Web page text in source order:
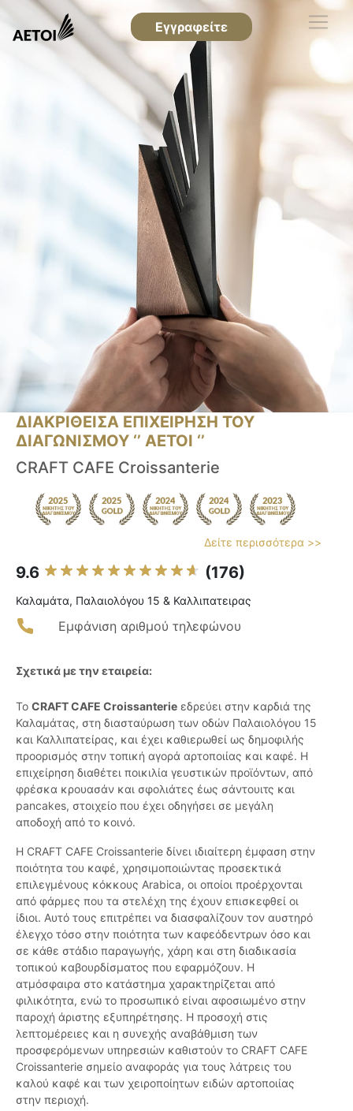
Εγγραφείτε
ΔΙΑΚΡΙΘΕΙΣΑ ΕΠΙΧΕΙΡΗΣΗ ΤΟΥ
ΔΙΑΓΩΝΙΣΜΟΥ ‘’ ΑΕΤΟΙ ‘’
CRAFT CAFE Croissanterie
Δείτε περισσότερα >>
9.6 (176)
Καλαμάτα, Παλαιολόγου 15 & Καλλιπατειρας
Εμφάνιση αριθμού τηλεφώνου
Σχετικά με την εταιρεία:
Το CRAFT CAFE Croissanterie εδρεύει στην καρδιά της
Καλαμάτας, στη διασταύρωση των οδών Παλαιολόγου 15
και Καλλιπατείρας, και έχει καθιερωθεί ως δημοφιλής
προορισμός στην τοπική αγορά αρτοποιίας και καφέ. Η
επιχείρηση διαθέτει ποικιλία γευστικών προϊόντων, από
φρέσκα κρουασάν και σφολιάτες έως σάντουιτς και
pancakes, στοιχείο που έχει οδηγήσει σε μεγάλη
αποδοχή από το κοινό.
Η CRAFT CAFE Croissanterie δίνει ιδιαίτερη έμφαση στην
ποιότητα του καφέ, χρησιμοποιώντας προσεκτικά
επιλεγμένους κόκκους Arabica, οι οποίοι προέρχονται
από φάρμες που τα στελέχη της έχουν επισκεφθεί οι
ίδιοι. Αυτό τους επιτρέπει να διασφαλίζουν τον αυστηρό
έλεγχο τόσο στην ποιότητα των καφεόδεντρων όσο και
σε κάθε στάδιο παραγωγής, χάρη και στη διαδικασία
τοπικού καβουρδίσματος που εφαρμόζουν. Η
ατμόσφαιρα στο κατάστημα χαρακτηρίζεται από
φιλικότητα, ενώ το προσωπικό είναι αφοσιωμένο στην
παροχή άριστης εξυπηρέτησης. Η προσοχή στις
λεπτομέρειες και η συνεχής αναβάθμιση των
προσφερόμενων υπηρεσιών καθιστούν το CRAFT CAFE
Croissanterie σημείο αναφοράς για τους λάτρεις του
καλού καφέ και των χειροποίητων ειδών αρτοποιίας
στην περιοχή.